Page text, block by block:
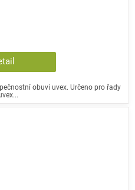
obuvi uvex. Určeno pro řady